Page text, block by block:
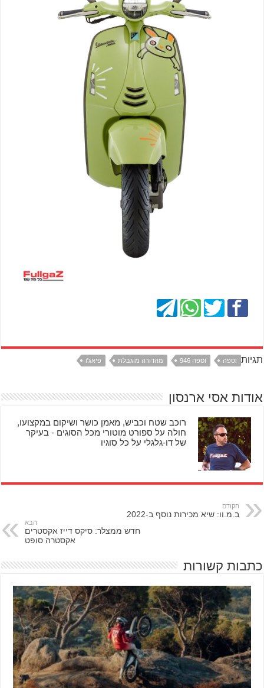
תגיות וספה וספה 946 מהדורה מוגבלת פיאג'ו
אודות אסי ארנסון
רוכב שטח וכביש, מאמן כושר ושיקום במקצועו,
חולה על ספורט מוטורי מכל הסוגים - בעיקר
של דו-גלגלי על כל סוגיו
הקודם
ב.מ.וו: שיא מכירות נוסף ב-2022
הבא
חדש ממצלר: סיקס דייז אקסטרים
אקסטרה סופט
כתבות קשורות